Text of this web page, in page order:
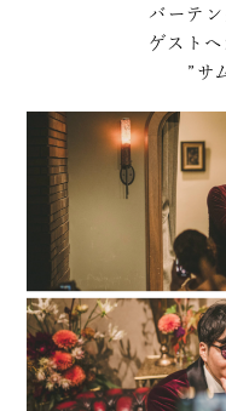
バーテ
ゲスト
”サ